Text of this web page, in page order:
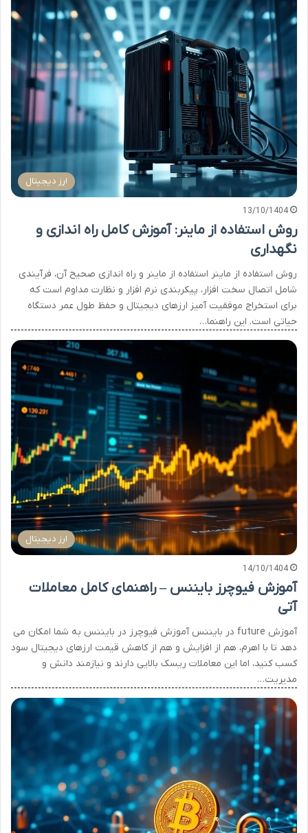
ارز دیجیتال
13/10/1404
روش استفاده از ماینر: آموزش کامل راه اندازی و
نگهداری
روش استفاده از ماینر استفاده از ماینر و راه اندازی صحیح آن، فرآیندی
شامل اتصال سخت افزار، پیکربندی نرم افزار و نظارت مداوم است که
برای استخراج موفقیت آمیز ارزهای دیجیتال و حفظ طول عمر دستگاه
حیاتی است. این راهنما…
ارز دیجیتال
14/10/1404
آموزش فیوچرز بایننس – راهنمای کامل معاملات
آتی
آموزش future در بایننس آموزش فیوچرز در بایننس به شما امکان می
دهد تا با اهرم، هم از افزایش و هم از کاهش قیمت ارزهای دیجیتال سود
کسب کنید، اما این معاملات ریسک بالایی دارند و نیازمند دانش و
مدیریت…